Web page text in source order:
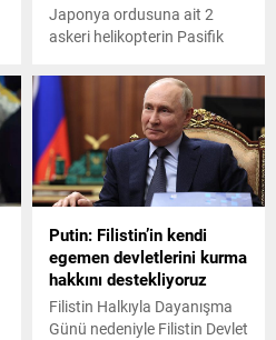
Japonya ordusuna ait 2
askeri helikopterin Pasifik
sırasında düştü. Kazada bir
kişi yaşamını yitirdi, 7 kişi ise
kayıp.
Putin: Filistin’in kendi
egemen devletlerini kurma
hakkını destekliyoruz
Filistin Halkıyla Dayanışma
Günü nedeniyle Filistin Devlet